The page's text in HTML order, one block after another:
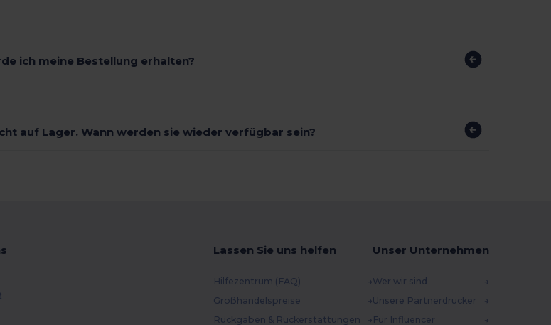
ich meine Bestellung erhalten?
auf Lager. Wann werden sie wieder verfügbar sein?
Lassen Sie uns helfen
Hilfezentrum (FAQ)
Großhandelspreise
Rückgaben & Rückerstattungen
Unser Unternehmen
Wer wir sind
Unsere Partnerdrucker
Für Influencer